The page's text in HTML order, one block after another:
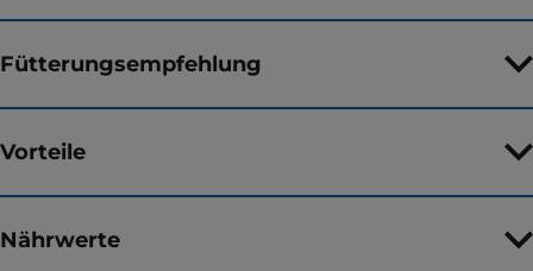
Fütterungsempfehlung
Vorteile
Nährwerte